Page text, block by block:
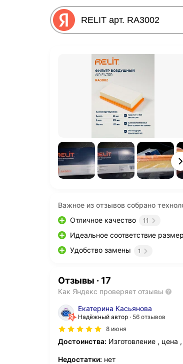
Важное из отзывов собрано
Отличное качество
11
Идеальное соответствие
Удобство замены 1
Отзывы · 17
Как Яндекс проверяет отзывы
Екатерина Касьянова
Надёжный автор
56 отзывов
8 июня
Достоинства: Изготовление , цена
Недостатки: нет